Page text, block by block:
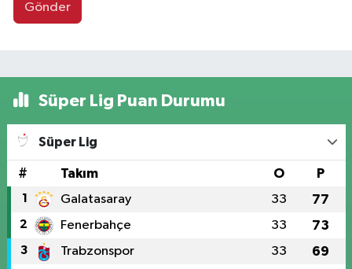
Gönder
Süper Lig Puan Durumu
Süper Lig
# Takım O P
1 Galatasaray 33 77
2 Fenerbahçe 33 73
3 Trabzonspor 33 69